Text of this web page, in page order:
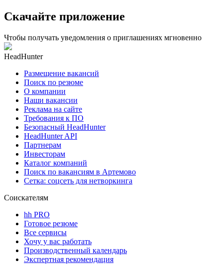
Скачайте приложение
Чтобы получать уведомления о приглашениях мгновенно
HeadHunter
Размещение вакансий
Поиск по резюме
О компании
Наши вакансии
Реклама на сайте
Требования к ПО
Безопасный HeadHunter
HeadHunter API
Партнерам
Инвесторам
Каталог компаний
Поиск по вакансиям в Артемово
Сетка: соцсеть для нетворкинга
Соискателям
hh PRO
Готовое резюме
Все сервисы
Хочу у вас работать
Производственный календарь
Экспертная рекомендация